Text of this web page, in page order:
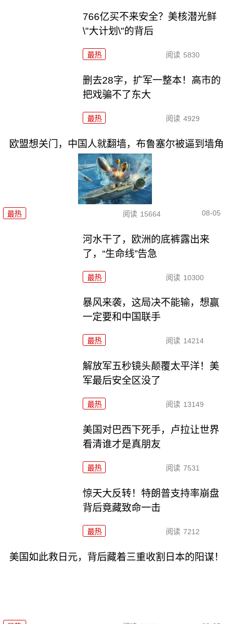
766亿买不来安全？美核潜光鲜
\"大计划\"的背后
最热 阅读 5830
删去28字，扩军一整本！高市的
把戏骗不了东大
最热 阅读 4929
欧盟想关门，中国人就翻墙，布鲁塞尔被逼到墙角
最热 阅读 15664 08-05
河水干了，欧洲的底裤露出来
了，“生命线”告急
最热 阅读 10300
暴风来袭，这局决不能输，想赢
一定要和中国联手
最热 阅读 14214
解放军五秒镜头颠覆太平洋！美
军最后安全区没了
最热 阅读 13149
美国对巴西下死手，卢拉让世界
看清谁才是真朋友
最热 阅读 7531
惊天大反转！特朗普支持率崩盘
背后竟藏致命一击
最热 阅读 7212
美国如此救日元，背后藏着三重收割日本的阳谋！